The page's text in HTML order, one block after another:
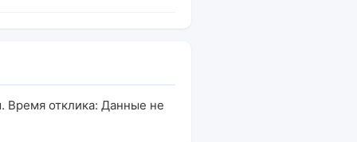
Время отклика: Данные не